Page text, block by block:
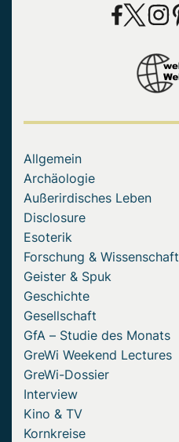
Allgemein
Archäologie
Außerirdisches Leben
Disclosure
Esoterik
Forschung & Wissenschaft
Geister & Spuk
Geschichte
Gesellschaft
GfA – Studie des Monats
GreWi Weekend Lectures
GreWi-Dossier
Interview
Kino & TV
Kornkreise